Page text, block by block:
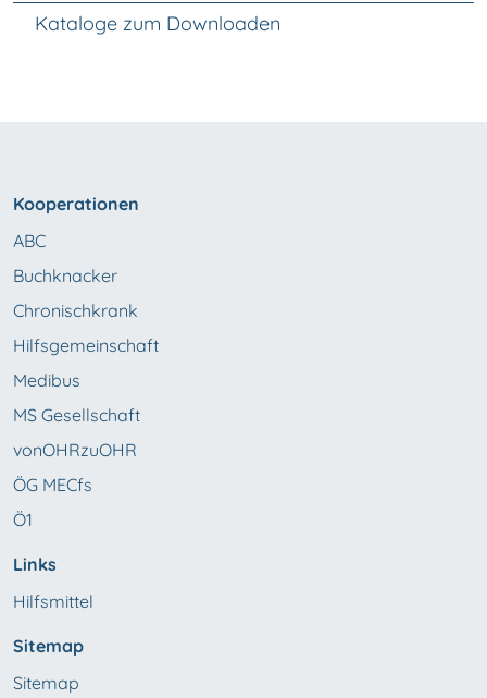
Kataloge zum Downloaden
Kooperationen
ABC
Buchknacker
Chronischkrank
Hilfsgemeinschaft
Medibus
MS Gesellschaft
vonOHRzuOHR
ÖG MECfs
Ö1
Links
Hilfsmittel
Sitemap
Sitemap